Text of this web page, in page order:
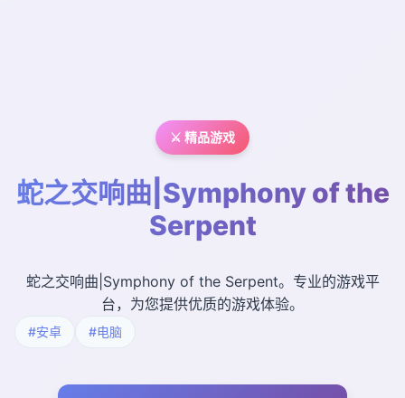
⚔️ 精品游戏
蛇之交响曲|Symphony of the
Serpent
蛇之交响曲|Symphony of the Serpent。专业的游戏平
台，为您提供优质的游戏体验。
#安卓 #电脑